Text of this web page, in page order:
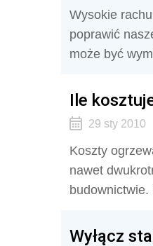
Wysokie
poprawić
może być
Ile
29 sty 2010
Koszty
nawet
budownictwie.
Wyłącz